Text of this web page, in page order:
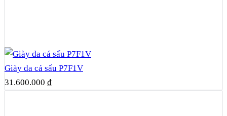
Giày da cá sấu P7F1V
31.600.000 ₫